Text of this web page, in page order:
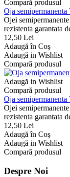
Compară produsul
Oja
Ojei
rezistenta garantata
12,50 Lei
Adaugă în Coş
Adaugă in Wishlist
Compară produsul
Adaugă in Wishlist
Compară produsul
Oja
Ojei
rezistenta garantata
12,50 Lei
Adaugă în Coş
Adaugă in Wishlist
Compară produsul
Despre Noi